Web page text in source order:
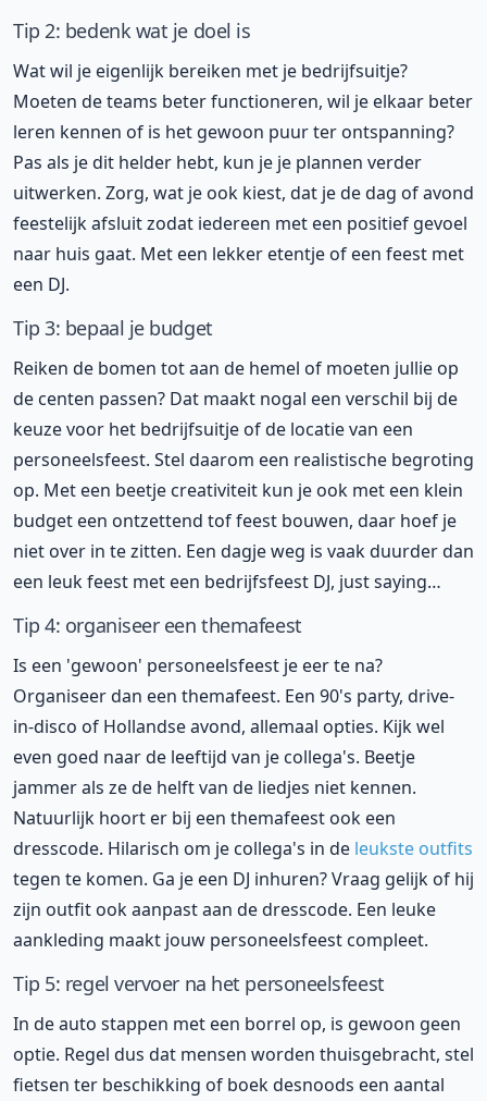
Tip 2: bedenk wat je doel is
Wat wil je eigenlijk bereiken met je bedrijfsuitje?
Moeten de teams beter functioneren, wil je elkaar beter
leren kennen of is het gewoon puur ter ontspanning?
Pas als je dit helder hebt, kun je je plannen verder
uitwerken. Zorg, wat je ook kiest, dat je de dag of avond
feestelijk afsluit zodat iedereen met een positief gevoel
naar huis gaat. Met een lekker etentje of een feest met
een DJ.
Tip 3: bepaal je budget
Reiken de bomen tot aan de hemel of moeten jullie op
de centen passen? Dat maakt nogal een verschil bij de
keuze voor het bedrijfsuitje of de locatie van een
personeelsfeest. Stel daarom een realistische begroting
op. Met een beetje creativiteit kun je ook met een klein
budget een ontzettend tof feest bouwen, daar hoef je
niet over in te zitten. Een dagje weg is vaak duurder dan
een leuk feest met een bedrijfsfeest DJ, just saying…
Tip 4: organiseer een themafeest
Is een 'gewoon' personeelsfeest je eer te na?
Organiseer dan een themafeest. Een 90's party, drive-
in-disco of Hollandse avond, allemaal opties. Kijk wel
even goed naar de leeftijd van je collega's. Beetje
jammer als ze de helft van de liedjes niet kennen.
Natuurlijk hoort er bij een themafeest ook een
dresscode. Hilarisch om je collega's in de leukste outfits
tegen te komen. Ga je een DJ inhuren? Vraag gelijk of hij
zijn outfit ook aanpast aan de dresscode. Een leuke
aankleding maakt jouw personeelsfeest compleet.
Tip 5: regel vervoer na het personeelsfeest
In de auto stappen met een borrel op, is gewoon geen
optie. Regel dus dat mensen worden thuisgebracht, stel
fietsen ter beschikking of boek desnoods een aantal